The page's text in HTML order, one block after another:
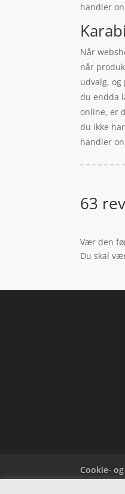
handler
Når
når
udvalg,
du endda
online, er
du ikke
handler
63
Vær den
Du skal
Cookie-